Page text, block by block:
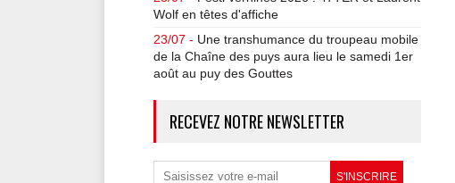
Wolf en têtes d'affiche
23/07 - Une transhumance du troupeau mobile
de la Chaîne des puys aura lieu le samedi 1er
août au puy des Gouttes
RECEVEZ NOTRE NEWSLETTER